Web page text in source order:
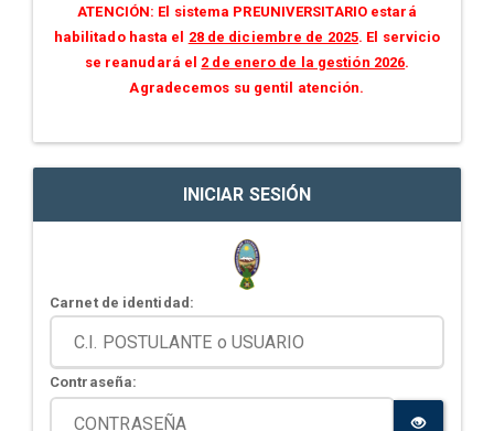
ATENCIÓN: El sistema PREUNIVERSITARIO estará
habilitado hasta el 28 de diciembre de 2025. El servicio
se reanudará el 2 de enero de la gestión 2026.
Agradecemos su gentil atención.
INICIAR SESIÓN
Carnet de identidad:
Contraseña: